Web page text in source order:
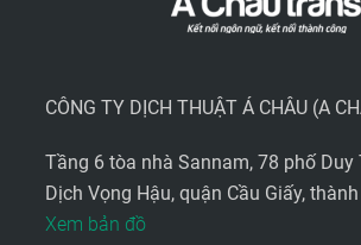
CÔNG TY DỊCH THUẬT Á CHÂU (A
Tầng 6 tòa nhà Sannam, 78 phố Duy
Dịch Vọng Hậu, quận Cầu Giấy,
Xem bản đồ